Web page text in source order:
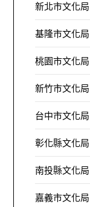
新北市文化局
基隆市文化局
桃園市文化局
新竹市文化局
台中市文化局
彰化縣文化局
南投縣文化局
嘉義市文化局